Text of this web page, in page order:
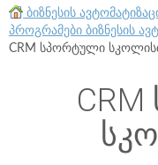
ბიზნესის
პროგრამები ბიზნესის
CRM სპორტული